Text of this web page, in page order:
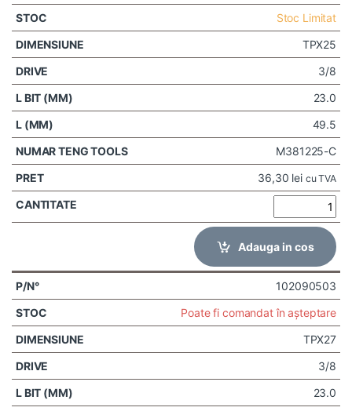
Stoc Limitat
TPX25
3/8
23.0
49.5
M381225-C
36,30 lei cu TVA
Adauga in cos
102090503
Poate fi comandat în așteptare
TPX27
3/8
23.0